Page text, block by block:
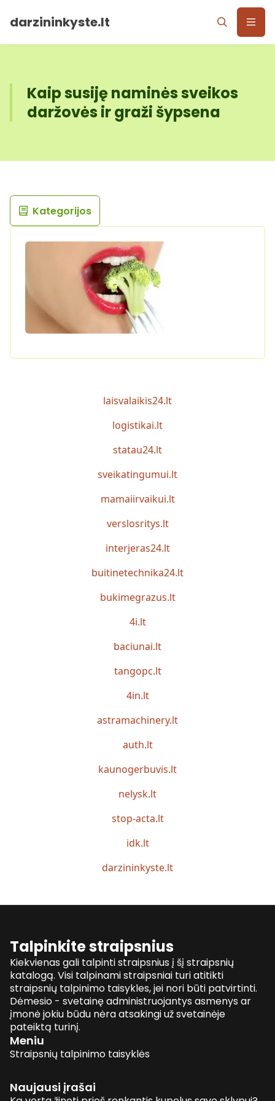
darzininkyste.lt
Kaip susiję naminės sveikos
daržovės ir graži šypsena
Kategorijos
laisvalaikis24.lt
logistikai.lt
statau24.lt
sveikatingumui.lt
mamaiirvaikui.lt
verslosritys.lt
interjeras24.lt
buitinetechnika24.lt
bukimegrazus.lt
4i.lt
baciunai.lt
tangopc.lt
4in.lt
astramachinery.lt
auth.lt
kaunogerbuvis.lt
nelysk.lt
stop-acta.lt
idk.lt
darzininkyste.lt
Talpinkite straipsnius
Kiekvienas gali talpinti straipsnius į šį straipsnių
katalogą. Visi talpinami straipsniai turi atitikti
straipsnių talpinimo taisykles, jei nori būti patvirtinti.
Dėmesio - svetainę administruojantys asmenys ar
įmonė jokiu būdu nėra atsakingi už svetainėje
pateiktą turinį.
Meniu
Straipsnių talpinimo taisyklės
Naujausi įrašai